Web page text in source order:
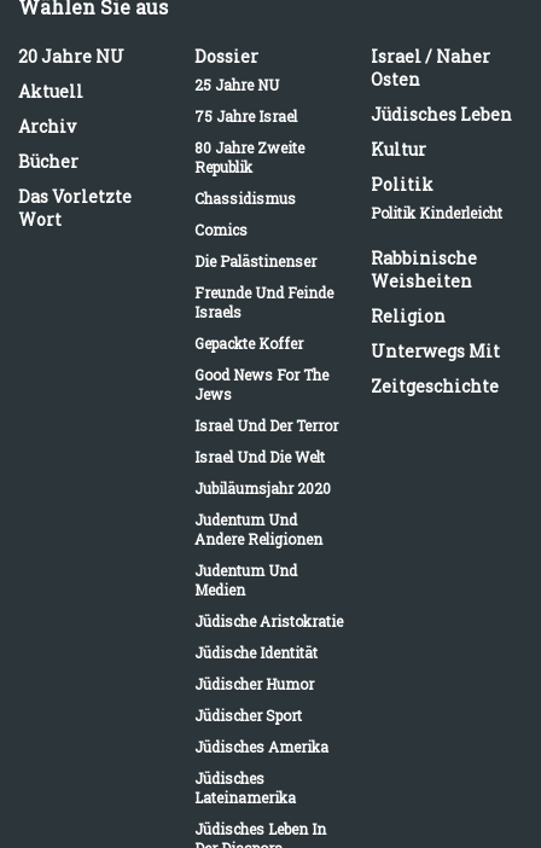
Wählen Sie aus
20 Jahre NU
Aktuell
Archiv
Bücher
Das Vorletzte
Wort
Dossier
25 Jahre NU
75 Jahre Israel
80 Jahre Zweite
Republik
Chassidismus
Comics
Die Palästinenser
Freunde Und Feinde
Israels
Gepackte Koffer
Good News For The
Jews
Israel Und Der Terror
Israel Und Die Welt
Jubiläumsjahr 2020
Judentum Und
Andere Religionen
Judentum Und
Medien
Jüdische Aristokratie
Jüdische Identität
Jüdischer Humor
Jüdischer Sport
Jüdisches Amerika
Jüdisches
Lateinamerika
Jüdisches Leben In
Israel / Naher
Osten
Jüdisches Leben
Kultur
Politik
Politik Kinderleicht
Rabbinische
Weisheiten
Religion
Unterwegs Mit
Zeitgeschichte